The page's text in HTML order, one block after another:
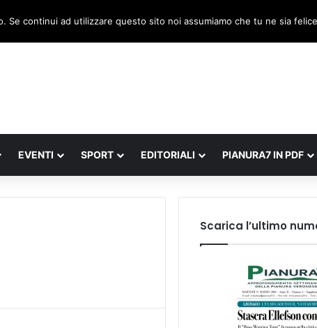
EVENTI SPORT EDITORIALI PIANURA7 IN PDF
Scarica l’ultimo
continui ad utilizzare questo sito noi assumiamo che tu ne sia